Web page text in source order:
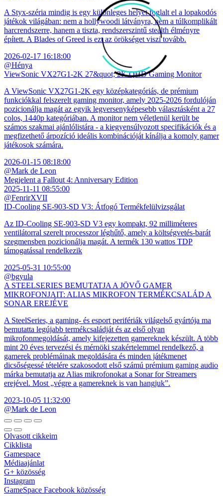
A Styx-széria mindig is egy különleges helyet foglalt el a lopakodós
játékok világában: nem a hollywoodi látványra, nem a túlkomplikált
harcrendszerre, hanem a tiszta, rendszerszintű stealth élményre
épített. A Blades of Greed is ezt az örökséget viszi tovább.
2026-02-17 16:18:00
@Hénya
ViewSonic VX27G1-2K 27&quot; 2K QHD Gaming Monitor
A ViewSonic VX27G1-2K egy középkategóriás, de prémium
funkciókkal felszerelt gaming monitor, amely 2025-2026 fordulóján
pozicionálja magát az egyik legversenyképesebb választásként a 27
colos, 1440p kategóriában. A monitor nem véletlenül került be
számos szakmai ajánlólistára - a kiegyensúlyozott specifikációk és a
megfizethető árpozíció ideális kombinációját kínálja a komoly gamer
játékosok számára.
2026-01-15 08:18:00
@Mark de Leon
Megjelent a Fallout 4: Anniversary Edition
2025-11-11 08:55:00
@FenrirXVII
ID-Cooling SE-903-SD V3: Átfogó Termékfelülvizsgálat
Az ID-Cooling SE-903-SD V3 egy kompakt, 92 milliméteres
ventilátorral szerelt processzor léghűtő, amely a költségvetés-barát
szegmensben pozicionálja magát. A termék 130 wattos TDP
támogatással rendelkezik
2025-05-31 10:55:00
@bgyula
A STEELSERIES BEMUTATJA A JÖVŐ GAMER
MIKROFONJAIT: ALIAS MIKROFON TERMÉKCSALÁD A
SONAR EREJÉVE
A SteelSeries, a gaming- és esport perifériák világelső gyártója ma
bemutatta legújabb termékcsaládját és az első olyan
mikrofonmegoldását, amely kifejezetten gamereknek készült. A több
mint 20 éves tervezési és mérnöki szakértelemmel rendelkező, a
gamerek problémáinak megoldására és minden játékmenet
dicsőségessé tételére szakosodott első számú prémium gaming audio
márka bemutatja az Alias mikrofonokat a Sonar for Streamers
erejével. Most „végre a gamereknek is van hangjuk”.
2023-10-05 11:32:00
@Mark de Leon
Olvasott cikkeim
Cikklista
Gamespace
Médiaajánlat
G+ közösség
Instagram
GameSpace Facebook közösség